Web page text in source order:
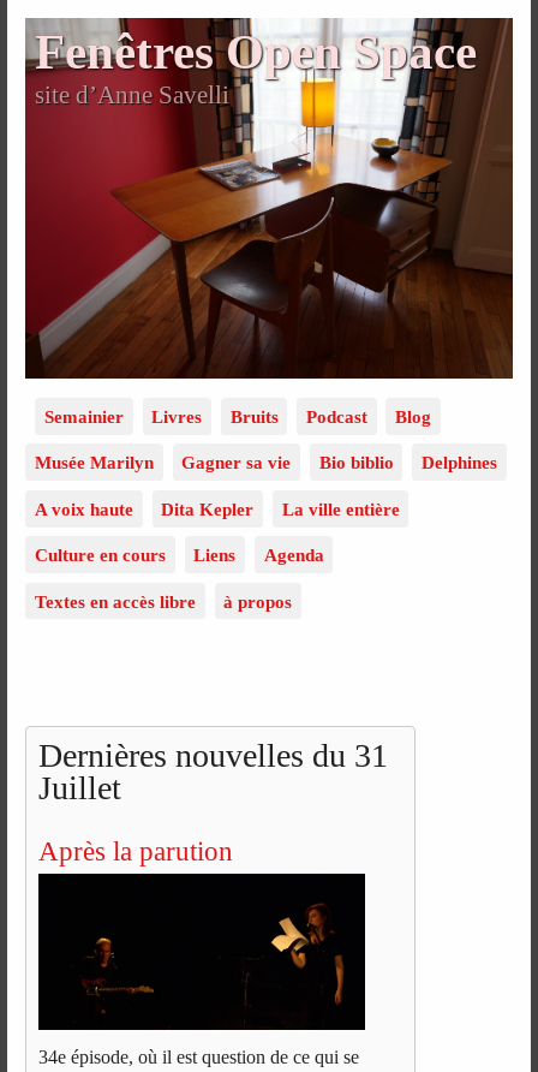
Fenêtres Open Space
site d’Anne Savelli
Semainier Livres Bruits Podcast Blog
Musée Marilyn Gagner sa vie Bio biblio Delphines
A voix haute Dita Kepler La ville entière
Culture en cours Liens Agenda
Textes en accès libre à propos
Dernières nouvelles du 31
Juillet
Après la parution
34e épisode, où il est question de ce qui se